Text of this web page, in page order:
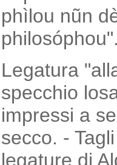
phìlou nũn
Legatura
specchio
impressi a
secco. -
legature di